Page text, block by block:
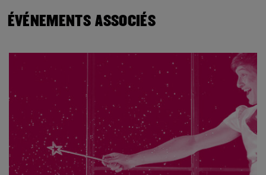
ÉVÉNEMENTS ASSOCIÉS